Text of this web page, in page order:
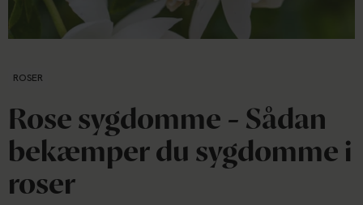
ROSER
Rose sygdomme - Sådan
bekæmper du sygdomme i
roser